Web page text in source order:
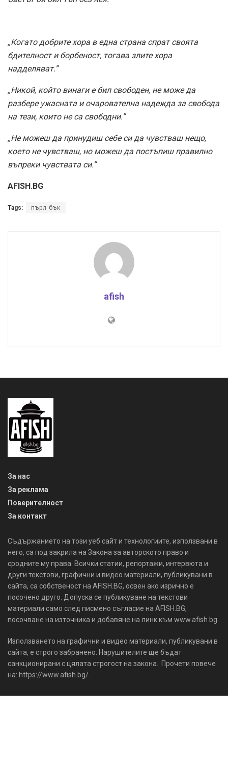
„Когато добрите хора в една страна спрат своята
бдителност и борбеност, тогава злите хора
надделяват.”
„Никой, който винаги е бил свободен, не може да
разбере ужасната и очарователна надежда за свобода
на тези, които не са свободни.”
„Не можеш да принудиш себе си да чувстваш нещо,
което не чувстваш, но можеш да постъпиш правилно
въпреки чувствата си.”
AFISH.BG
Tags: пърл бък
afish
За нас
За реклама
Поверителност
За контакт
Съдържанието на този уеб сайт и технологиите, използвани в
него, са под закрила на Закона за авторското право и
сродните му права. Всички статии, репортажи, интервюта и
други текстови, графични и видео материали, публикувани в
сайта, са собственост на AFISH.BG, освен ако изрично е
посочено друго. Допуска се публикуване на текстови
материали само след писмено съгласие на AFISH.BG,
посочване на източника и добавяне на линк към www.afish.bg.
Използването на графични и видео материали, публикувани в
сайта, е строго забранено. Нарушителите ще бъдат
санкционирани с цялата строгост на закона. Прочети повече
на: https://www.afish.bg/